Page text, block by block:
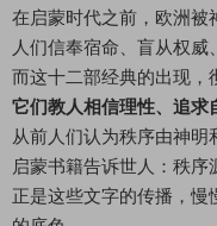
在启蒙时代之前，欧洲被
人们信奉宿命、盲从权威
而这十二部经典的出现，
它们教人相信理性、追求
从前人们认为秩序由神明
启蒙书籍告诉世人：秩序
正是这些文字的传播，